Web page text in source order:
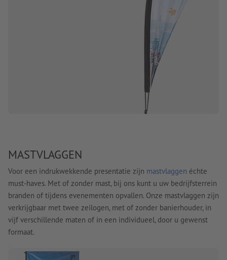
MASTVLAGGEN
Voor een indrukwekkende presentatie zijn mastvlaggen échte
must-haves. Met of zonder mast, bij ons kunt u uw bedrijfsterrein
branden of tijdens evenementen opvallen. Onze mastvlaggen zijn
verkrijgbaar met twee zeilogen, met of zonder banierhouder, in
vijf verschillende maten of in een individueel, door u gewenst
formaat.